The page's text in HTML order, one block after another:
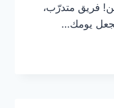
فريق متدرّب،
يومك…